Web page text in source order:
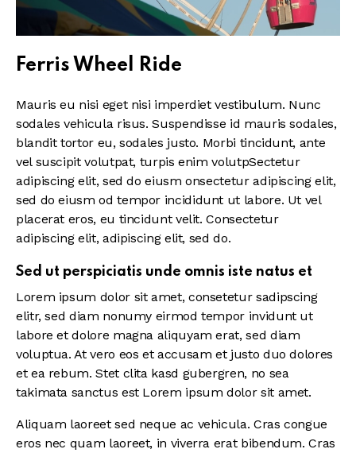
Ferris Wheel Ride
Mauris eu nisi eget nisi imperdiet vestibulum. Nunc
sodales vehicula risus. Suspendisse id mauris sodales,
blandit tortor eu, sodales justo. Morbi tincidunt, ante
vel suscipit volutpat, turpis enim volutpSectetur
adipiscing elit, sed do eiusm onsectetur adipiscing elit,
sed do eiusm od tempor incididunt ut labore. Ut vel
placerat eros, eu tincidunt velit. Consectetur
adipiscing elit, adipiscing elit, sed do.
Sed ut perspiciatis unde omnis iste natus et
Lorem ipsum dolor sit amet, consetetur sadipscing
elitr, sed diam nonumy eirmod tempor invidunt ut
labore et dolore magna aliquyam erat, sed diam
voluptua. At vero eos et accusam et justo duo dolores
et ea rebum. Stet clita kasd gubergren, no sea
takimata sanctus est Lorem ipsum dolor sit amet.
Aliquam laoreet sed neque ac vehicula. Cras congue
eros nec quam laoreet, in viverra erat bibendum. Cras